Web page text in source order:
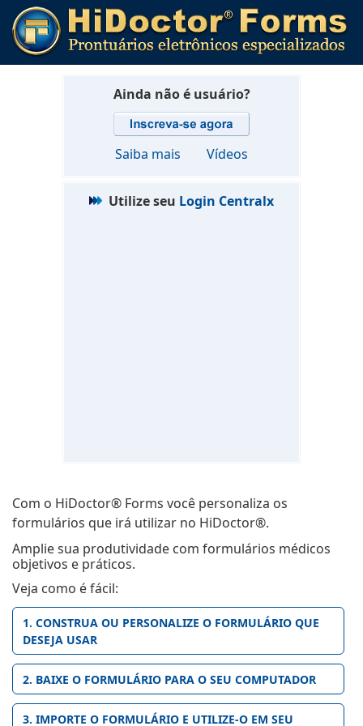
Com o HiDoctor® Forms você personaliza os
formulários que irá utilizar no HiDoctor®.
Amplie sua produtividade com formulários médicos
objetivos e práticos.
Veja como é fácil:
1. CONSTRUA OU PERSONALIZE O FORMULÁRIO QUE
DESEJA USAR
2. BAIXE O FORMULÁRIO PARA O SEU COMPUTADOR
3. IMPORTE O FORMULÁRIO E UTILIZE-O EM SEU
Ainda não é usuário?
Saiba mais Vídeos
Utilize seu Login Centralx